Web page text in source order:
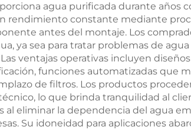
de
pozos
en
máquina de
inversa para
agua
agua purificada durante años
rendimiento constante mediante
antes del montaje. Los
ya sea para tratar problemas de
ventajas operativas incluyen
funciones automatizadas que
de filtros. Los productos
lo que brinda tranquilidad al
eliminar la dependencia del agua
Su idoneidad para aplicaciones